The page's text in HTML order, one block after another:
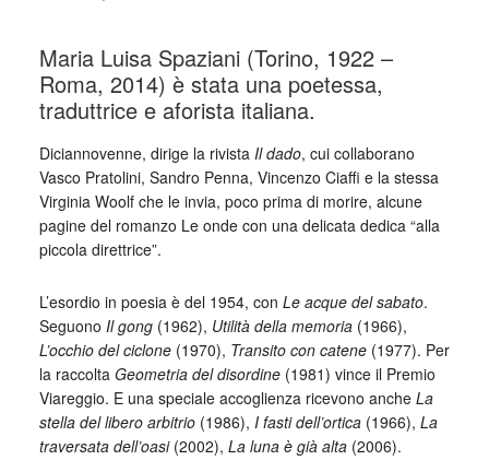
Maria Luisa Spaziani (Torino, 1922 –
Roma, 2014) è stata una poetessa,
traduttrice e aforista italiana.
Diciannovenne, dirige la rivista Il dado, cui collaborano
Vasco Pratolini, Sandro Penna, Vincenzo Ciaffi e la stessa
Virginia Woolf che le invia, poco prima di morire, alcune
pagine del romanzo Le onde con una delicata dedica “alla
piccola direttrice”.
L’esordio in poesia è del 1954, con Le acque del sabato.
Seguono Il gong(1962), Utilità della memoria(1966),
L’occhio del ciclone(1970), Transito con catene(1977). Per
la raccolta Geometria del disordine(1981) vince il Premio
Viareggio. E una speciale accoglienza ricevono anche La
stella del libero arbitrio(1986), I fasti dell’ortica(1966), La
traversata dell’oasi(2002), La luna è già alta(2006).